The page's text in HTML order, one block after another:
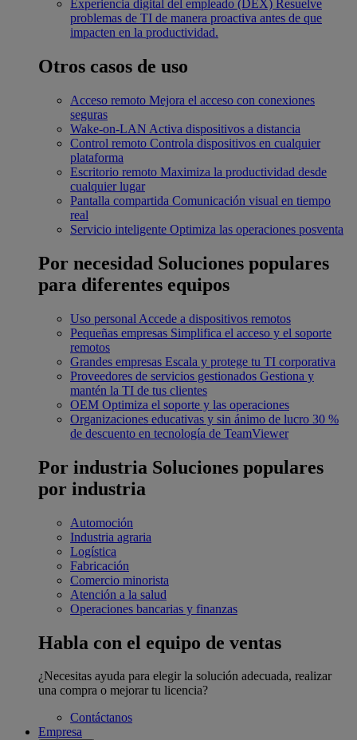
Experiencia digital del empleado (DEX) Resuelve
problemas de TI de manera proactiva antes de que
impacten en la productividad.
Otros casos de uso
Acceso remoto Mejora el acceso con conexiones
seguras
Wake-on-LAN Activa dispositivos a distancia
Control remoto Controla dispositivos en cualquier
plataforma
Escritorio remoto Maximiza la productividad desde
cualquier lugar
Pantalla compartida Comunicación visual en tiempo
real
Servicio inteligente Optimiza las operaciones posventa
Por necesidad Soluciones populares
para diferentes equipos
Uso personal Accede a dispositivos remotos
Pequeñas empresas Simplifica el acceso y el soporte
remotos
Grandes empresas Escala y protege tu TI corporativa
Proveedores de servicios gestionados Gestiona y
mantén la TI de tus clientes
OEM Optimiza el soporte y las operaciones
Organizaciones educativas y sin ánimo de lucro 30 %
de descuento en tecnología de TeamViewer
Por industria Soluciones populares
por industria
Automoción
Industria agraria
Logística
Fabricación
Comercio minorista
Atención a la salud
Operaciones bancarias y finanzas
Habla con el equipo de ventas
¿Necesitas ayuda para elegir la solución adecuada, realizar
una compra o mejorar tu licencia?
Contáctanos
Empresa